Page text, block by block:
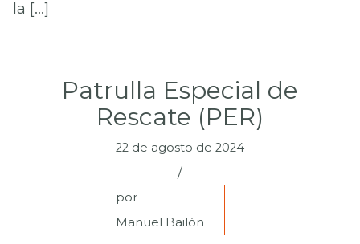
la […]
Patrulla Especial de
Rescate (PER)
22 de agosto de 2024
/
por
Manuel Bailón